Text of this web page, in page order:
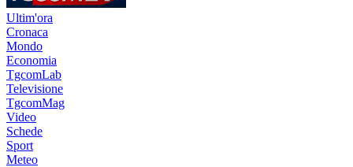
Ultim'ora
Cronaca
Mondo
Economia
TgcomLab
Televisione
TgcomMag
Video
Schede
Sport
Meteo